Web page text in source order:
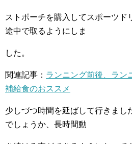
ストポーチを購入してスポーツド
途中で取るようにしま
した。
関連記事： ランニング前後、ラン
補給食のおススメ
少しづつ時間を延ばして行きまし
でしょうか、長時間動